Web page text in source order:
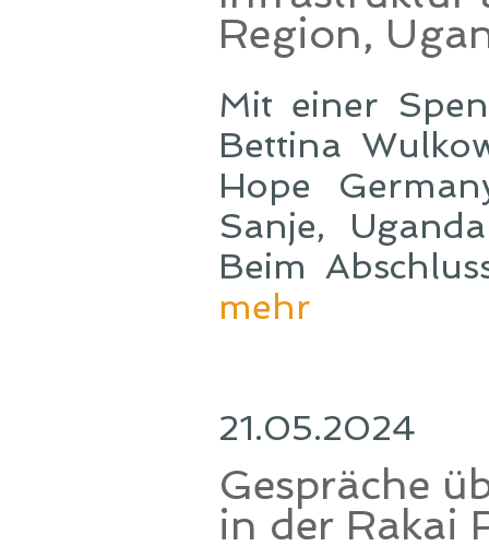
Region,
Mit einer
Bettina
Hope
Sanje,
Beim
mehr
21.05.2024
Gespräche
in der Rakai